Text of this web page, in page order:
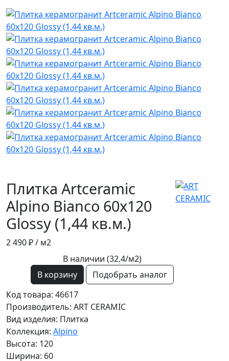
Плитка Artceramic
Alpino Bianco 60x120
Glossy (1,44 кв.м.)
2 490 ₽/ м2
В наличии (32.4/м2)
В корзину
Подобрать аналог
Код товара: 46617
Производитель: ART CERAMIC
Вид изделия: Плитка
Коллекция: Alpino
Высота: 120
Ширина: 60